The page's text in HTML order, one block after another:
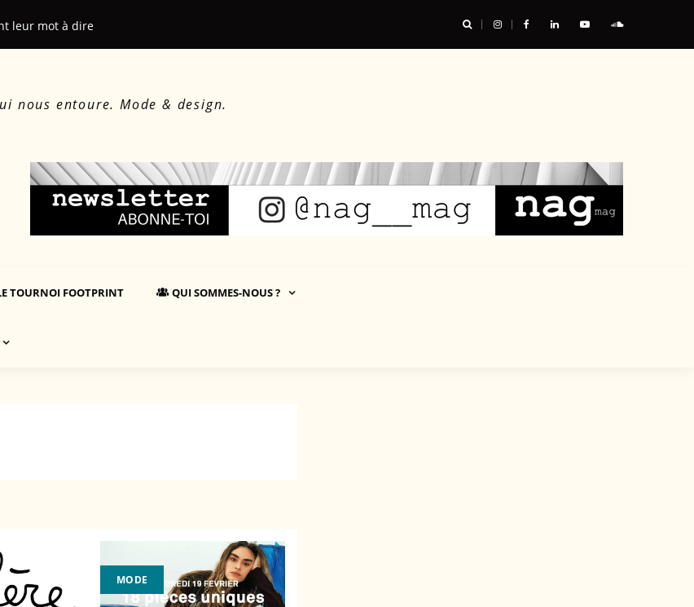
leur mot à dire Affichage environnemental : comprendre le coût environnemental des produits
nous entoure. Mode & design.
TOURNOI FOOTPRINT QUI SOMMES-NOUS ?
MODE